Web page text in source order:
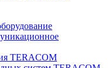
TERACOM